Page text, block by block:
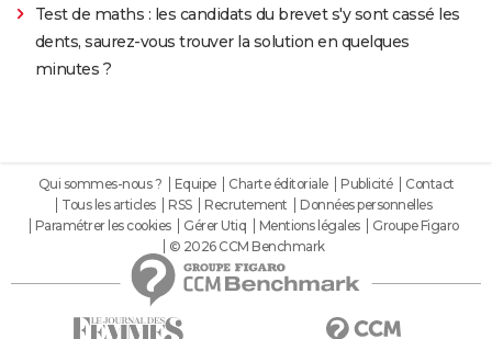
Test de maths : les candidats du brevet s'y sont cassé les
dents, saurez-vous trouver la solution en quelques
minutes ?
Qui sommes-nous ? Equipe Charte éditoriale Publicité
Contact
Tous les articles
RSS Recrutement
Données personnelles
Paramétrer les cookies
Gérer Utiq Mentions légales
Groupe Figaro
© 2026 CCM Benchmark